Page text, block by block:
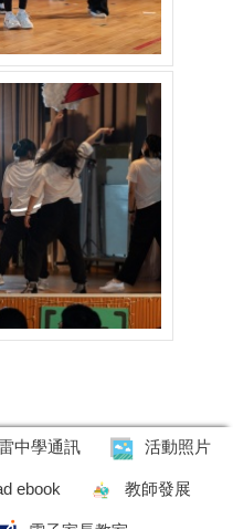
中學通訊 活動照片
ebook 教師發展